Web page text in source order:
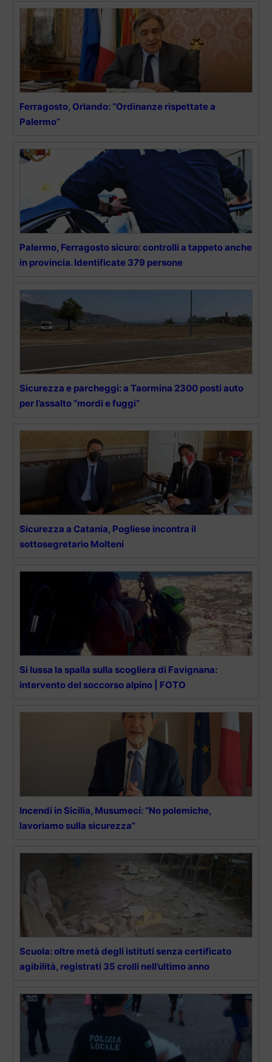
Ferragosto, Orlando: “Ordinanze rispettate a
Palermo”
Palermo, Ferragosto sicuro: controlli a tappeto anche
in provincia. Identificate 379 persone
Sicurezza e parcheggi: a Taormina 2300 posti auto
per l’assalto “mordi e fuggi”
Sicurezza a Catania, Pogliese incontra il
sottosegretario Molteni
Si lussa la spalla sulla scogliera di Favignana:
intervento del soccorso alpino | FOTO
Incendi in Sicilia, Musumeci: “No polemiche,
lavoriamo sulla sicurezza”
Scuola: oltre metà degli istituti senza certificato
agibilità, registrati 35 crolli nell’ultimo anno